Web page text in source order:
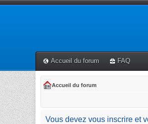
Accueil du forum FAQ
Accueil du forum
Vous devez vous inscrire et